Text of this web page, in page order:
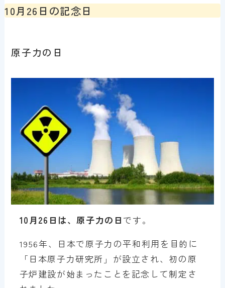
10月26日の記念日
原子力の日
10月26日は、原子力の日 です。
1956年、日本で原子力の平和利用を目的に
「日本原子力研究所」が設立され、初の原
子炉建設が始まったことを記念して制定さ